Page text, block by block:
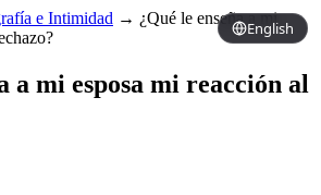
English
e Intimidad → ¿Qué le enseña a mi
a mi esposa mi reacción al